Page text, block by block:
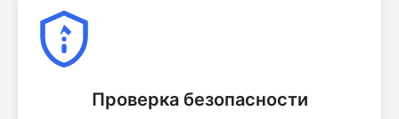
Проверка безопасности